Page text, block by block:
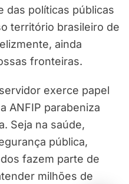
das políticas públicas
território brasileiro de
ainda
fronteiras.
exerce papel
ANFIP parabeniza
Seja na saúde,
pública,
fazem parte de
milhões de